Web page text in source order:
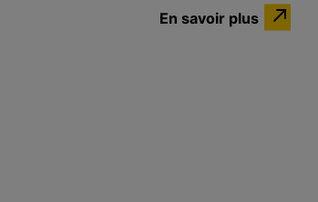
En savoir plus